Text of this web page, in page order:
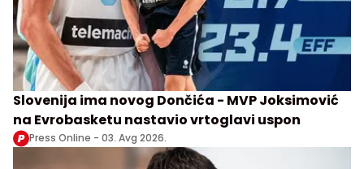
Slovenija ima novog Dončića - MVP Joksimović
na Evrobasketu nastavio vrtoglavi uspon
Press Online - 03. Avg 2026.